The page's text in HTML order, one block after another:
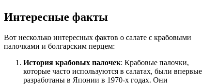
Интересные факты
Вот несколько интересных фактов о салате с крабовыми
палочками и болгарским перцем:
История крабовых палочек: Крабовые палочки,
которые часто используются в салатах, были впервые
разработаны в Японии в 1970-х годах. Они